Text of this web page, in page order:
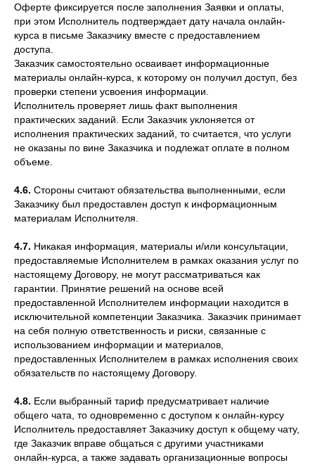
Оферте фиксируется после заполнения Заявки и оплаты,
при этом Исполнитель подтверждает дату начала онлайн-
курса в письме Заказчику вместе с предоставлением
доступа.
Заказчик самостоятельно осваивает информационные
материалы онлайн-курса, к которому он получил доступ, без
проверки степени усвоения информации.
Исполнитель проверяет лишь факт выполнения
практических заданий. Если Заказчик уклоняется от
исполнения практических заданий, то считается, что услуги
не оказаны по вине Заказчика и подлежат оплате в полном
объеме.
4.6. Стороны считают обязательства выполненными, если
Заказчику был предоставлен доступ к информационным
материалам Исполнителя.
4.7. Никакая информация, материалы и/или консультации,
предоставляемые Исполнителем в рамках оказания услуг по
настоящему Договору, не могут рассматриваться как
гарантии. Принятие решений на основе всей
предоставленной Исполнителем информации находится в
исключительной компетенции Заказчика. Заказчик принимает
на себя полную ответственность и риски, связанные с
использованием информации и материалов,
предоставленных Исполнителем в рамках исполнения своих
обязательств по настоящему Договору.
4.8. Если выбранный тариф предусматривает наличие
общего чата, то одновременно с доступом к онлайн-курсу
Исполнитель предоставляет Заказчику доступ к общему чату,
где Заказчик вправе общаться с другими участниками
онлайн-курса, а также задавать организационные вопросы